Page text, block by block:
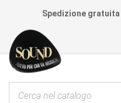
Spedizione gratuita